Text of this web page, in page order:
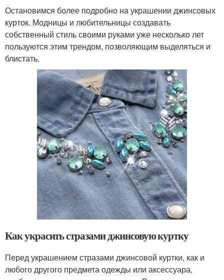
Остановимся более подробно на украшении джинсовых
курток. Модницы и любительницы создавать
собственный стиль своими руками уже несколько лет
пользуются этим трендом, позволяющим выделяться и
блистать.
Как украсить стразами джинсовую куртку
Перед украшением стразами джинсовой куртки, как и
любого другого предмета одежды или аксессуара,